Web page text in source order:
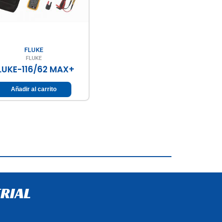
FLUKE
FLUKE
116/62 MAX+
Añadir al carrito